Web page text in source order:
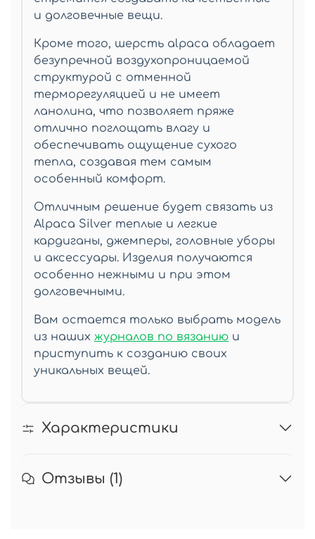
и долговечные вещи.
Кроме того, шерсть alpaca обладает
безупречной воздухопроницаемой
структурой с отменной
терморегуляцией и не имеет
ланолина, что позволяет пряже
отлично поглощать влагу и
обеспечивать ощущение сухого
тепла, создавая тем самым
особенный комфорт.
Отличным решение будет связать из
Alpaca Silver теплые и легкие
кардиганы, джемперы, головные уборы
и аксессуары. Изделия получаются
особенно нежными и при этом
долговечными.
Вам остается только выбрать модель
из наших журналов по вязанию и
приступить к созданию своих
уникальных вещей.
Характеристики
Отзывы (1)